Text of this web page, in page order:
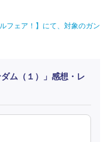
フェア！】にて、対象のガン
ム（１）」感想・レ